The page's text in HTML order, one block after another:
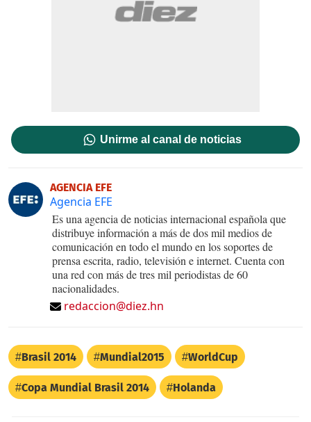
Unirme al canal de noticias
AGENCIA EFE
Agencia EFE
Es una agencia de noticias internacional española que
distribuye información a más de dos mil medios de
comunicación en todo el mundo en los soportes de
prensa escrita, radio, televisión e internet. Cuenta con
una red con más de tres mil periodistas de 60
nacionalidades.
redaccion@diez.hn
Brasil 2014 Mundial2015 WorldCup
Copa Mundial Brasil 2014 Holanda